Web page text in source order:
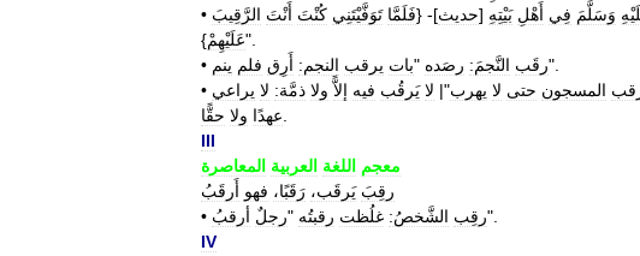
•
وَسَلَّمَ فِي أَهْلِ بَيْتِهِ [حديث]- {فَلَمَّا تَوَفَّيْتَنِي كُنْتَ أَنْتَ الرَّقِيبَ
عَلَيْهِمْ}".
•
رقَب النَّجمَ: رصَده "بات يرقب النجم: أَرِق فلم ينم
".
•
المسجون حتى لا يهرب"| لا يَرقُب فيه إلاًّ ولا ذمَّة: لا يراعي
عهدًا ولا حقًّا
III
معجم اللغة العربية المعاصرة
رقِبَ يَرقَب، رَقَبًا، فهو أَرقَبُ
•
رقِب الشَّخصُ: غلُظت رقبتُه "رجلٌ أرقبُ
".
IV